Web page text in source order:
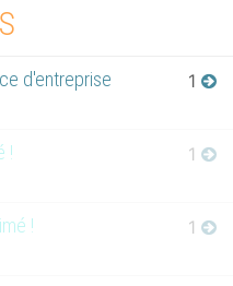
d'entreprise 1
! 1
! 1